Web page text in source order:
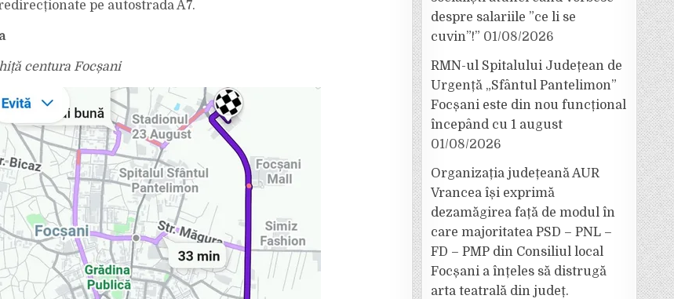
pe autostrada A7.
centura Focșani
despre salariile ”ce li se
cuvin”!” 01/08/2026
RMN-ul Spitalului Județean de
Urgență „Sfântul Pantelimon”
Focșani este din nou funcțional
începând cu 1 august
01/08/2026
Organizația județeană AUR
Vrancea își exprimă
dezamăgirea față de modul în
care majoritatea PSD – PNL –
FD – PMP din Consiliul local
Focșani a înțeles să distrugă
arta teatrală din județ.